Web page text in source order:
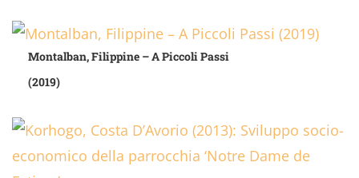
Montalban, Filippine – A Piccoli Passi
(2019)